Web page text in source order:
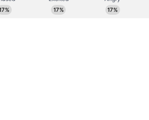
பேட்டரி வாரண்டி..
மிரளவிடும் டாப் 5